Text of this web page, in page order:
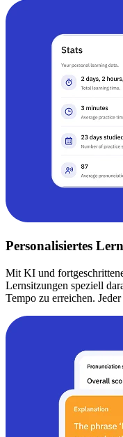
Personalisiertes
Mit KI und
Lernsitzungen speziell
Tempo zu erreichen.